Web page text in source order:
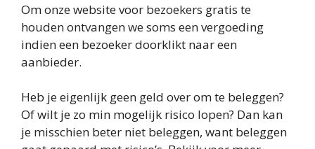
Om onze website voor bezoekers gratis te
houden ontvangen we soms een vergoeding
indien een bezoeker doorklikt naar een
aanbieder.
Heb je eigenlijk geen geld over om te beleggen?
Of wilt je zo min mogelijk risico lopen? Dan kan
je misschien beter niet beleggen, want beleggen